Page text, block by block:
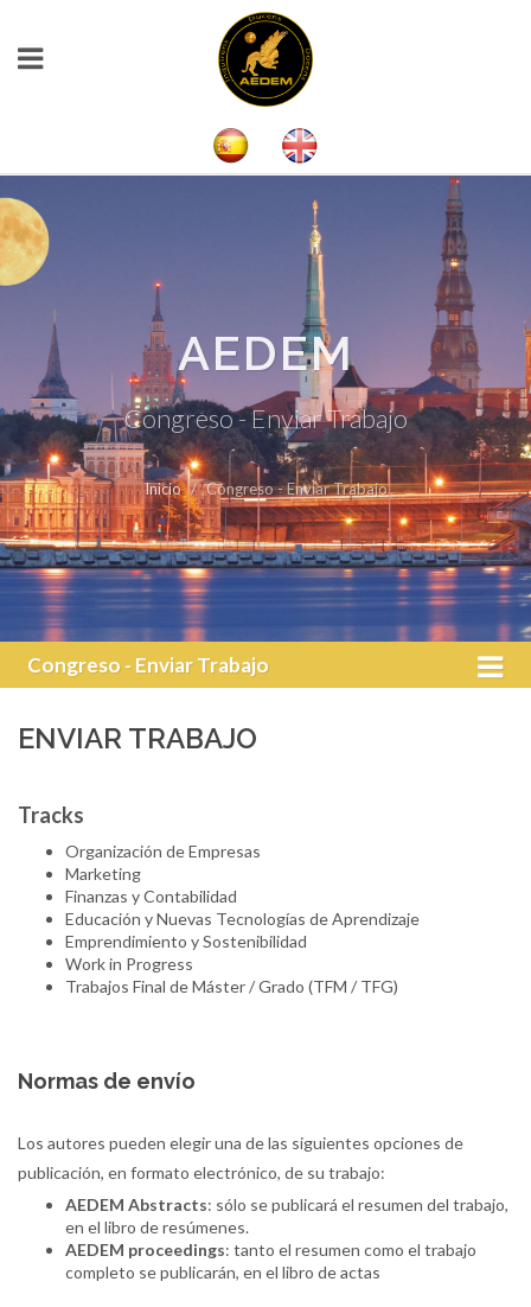
AEDEM
Congreso - Enviar Trabajo
Inicio Congreso - Enviar Trabajo
Congreso - Enviar Trabajo
ENVIAR TRABAJO
Tracks
Organización de Empresas
Marketing
Finanzas y Contabilidad
Educación y Nuevas Tecnologías de Aprendizaje
Emprendimiento y Sostenibilidad
Work in Progress
Trabajos Final de Máster / Grado (TFM / TFG)
Normas de envío
Los autores pueden elegir una de las siguientes opciones de
publicación, en formato electrónico, de su trabajo:
AEDEM Abstracts: sólo se publicará el resumen del trabajo,
en el libro de resúmenes.
AEDEM proceedings: tanto el resumen como el trabajo
completo se publicarán, en el libro de actas